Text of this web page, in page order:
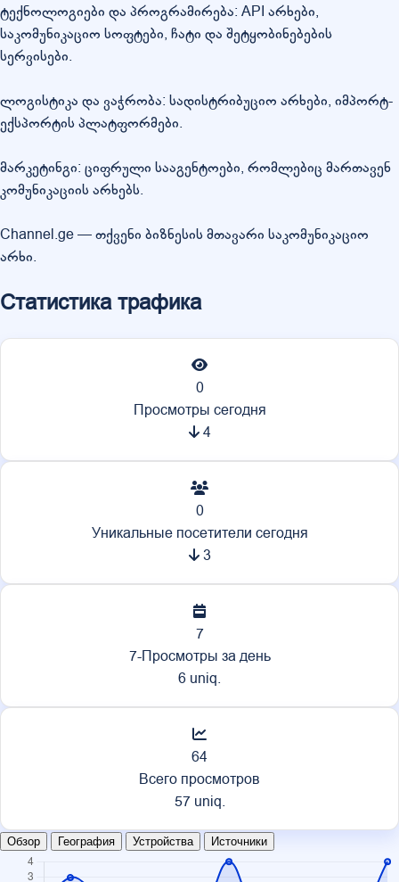
ტექნოლოგიები და პროგრამირება: API არხები,
საკომუნიკაციო სოფტები, ჩატი და შეტყობინებების
სერვისები.
ლოგისტიკა და ვაჭრობა: სადისტრიბუციო არხები, იმპორტ-
ექსპორტის პლატფორმები.
მარკეტინგი: ციფრული სააგენტოები, რომლებიც მართავენ
კომუნიკაციის არხებს.
Channel.ge — თქვენი ბიზნესის მთავარი საკომუნიკაციო
არხი.
Статистика трафика
0
Просмотры сегодня
4
0
Уникальные посетители сегодня
3
7
7-Просмотры за день
6 uniq.
64
Всего просмотров
57 uniq.
Обзор География Устройства Источники